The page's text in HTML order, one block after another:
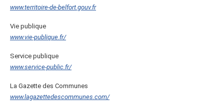
www.territoire-de-belfort.gouv.fr
Vie publique
www.vie-publique.fr/
Service publique
www.service-public.fr/
La Gazette des Communes
www.lagazettedescommunes.com/